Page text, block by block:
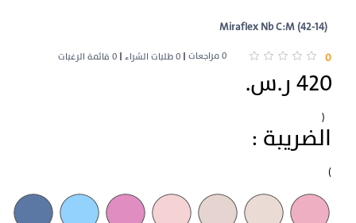
Miraflex Nb C:M (42-14)
0
0 مراجعات 0 طلبات الشراء 0 قائمة الرغبات
420 ر.س.
(
الضريبة :
)